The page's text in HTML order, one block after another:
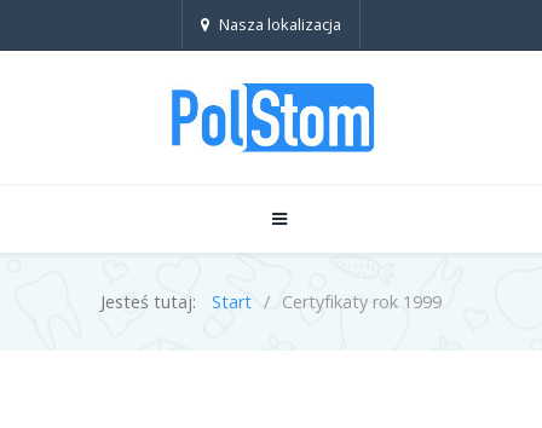
Nasza lokalizacja
Jesteś tutaj: Start Certyfikaty rok 1999